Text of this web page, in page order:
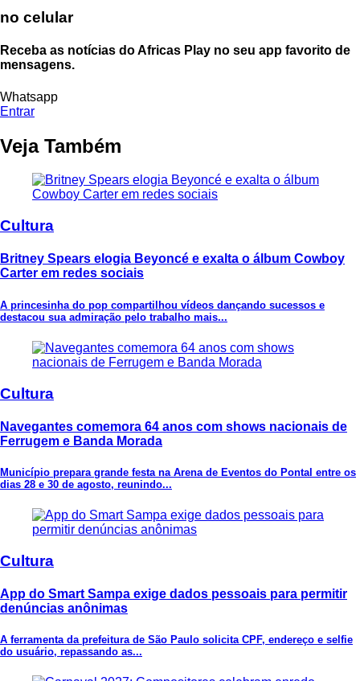
no celular
Receba as notícias do Africas Play no seu app favorito de
mensagens.
Whatsapp
Entrar
Veja Também
Cultura
Britney Spears elogia Beyoncé e exalta o álbum Cowboy
Carter em redes sociais
A princesinha do pop compartilhou vídeos dançando sucessos e
destacou sua admiração pelo trabalho mais...
Cultura
Navegantes comemora 64 anos com shows nacionais de
Ferrugem e Banda Morada
Município prepara grande festa na Arena de Eventos do Pontal entre os
dias 28 e 30 de agosto, reunindo...
Cultura
App do Smart Sampa exige dados pessoais para permitir
denúncias anônimas
A ferramenta da prefeitura de São Paulo solicita CPF, endereço e selfie
do usuário, repassando as...